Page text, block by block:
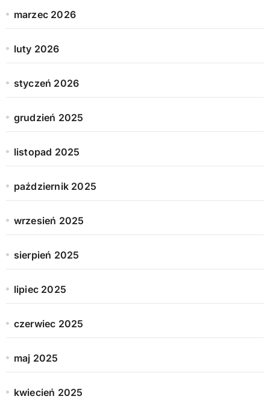
marzec 2026
luty 2026
styczeń 2026
grudzień 2025
listopad 2025
październik 2025
wrzesień 2025
sierpień 2025
lipiec 2025
czerwiec 2025
maj 2025
kwiecień 2025